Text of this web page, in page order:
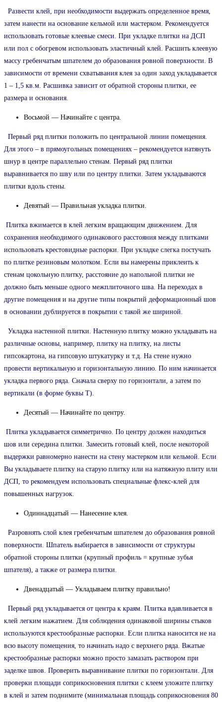
Развести клей, при необходимости выдержать определенное время,
затем нанести на основание кельмой или мастерком. Рекомендуется
использовать готовые клеевые смеси. При укладке плитки на ДСП
или пол с обогревом использовать эластичный клей. Расшить клеевую
массу гребенчатым шпателем до образования ровной поверхности. В
зависимости от времени схватывания клея за один заход укладывается
1 – 1,5 кв.м. Расшивка зависит от обратной стороны плитки, ее
размера и основания.
Восьмой — Начинайте с центра.
Первый ряд плитки положить по центральной линии помещения.
Для этого – в прямоугольных помещениях – рекомендуется натянуть
шнур в центре параллельно стенам. Первый ряд плитки
выравнивается по шву или по центру плитки. Затем укладываются
плитки вдоль стены.
Девятый — Правильная укладка плитки.
Плитка вжимается в клей легким вращающим движением. Для
сохранения необходимого одинакового расстояния между плитками
использовать крестовидные распорки. При укладке слегка постучать
по плитке резиновым молотком. Если вы намерены приклеить к
стенам цокольную плитку, расстояние до напольной плитки не
должно быть меньше одного межплиточного шва. На переходах в
другие помещения и на другие типы покрытий деформационный шов
в основании дублируется в покрытии с такой же шириной.
Укладка настенной плитки. Настенную плитку можно укладывать на
различные основы, например, плитку на плитку, на листы
гипсокартона, на гипсовую штукатурку и т.д. На стене нужно
провести вертикальную и горизонтальную линию. По ним начинается
укладка первого ряда. Сначала сверху по горизонтали, а затем по
вертикали (в форме буквы Т).
Десятый — Начинайте по центру.
Плитка укладывается симметрично. По центру должен находиться
шов или середина плитки. Замесить готовый клей, после некоторой
выдержки равномерно нанести на стену мастерком или кельмой. Если
Вы укладываете плитку на старую плитку или на натяжную плиту или
ДСП, то рекомендуем использовать специальные флекс-клей для
повышенных нагрузок.
Одиннадцатый — Нанесение клея.
Разровнять слой клея гребенчатым шпателем до образования ровной
поверхности. Шпатель выбирается в зависимости от структуры
обратной стороны плитки (крупный профиль = крупные зубья
шпателя), а также от размера плитки.
Двенадцатый — Укладываем плитку правильно!
Первый ряд укладывается от центра к краям. Плитка вдавливается в
клей легким нажатием. Для соблюдения одинаковой ширины стыков
используются крестообразные распорки. Если плитка наносится не на
всю высоту помещения, то начинать надо с верхнего ряда. Вжатые
крестообразные распорки можно просто замазать раствором при
заделке швов. Проверить выравнивание плитки по горизонтали. Для
проверки площади соприкосновения плитки с клеем уложите плитку
в клей и затем поднимите (минимальная площадь соприкосновения 80